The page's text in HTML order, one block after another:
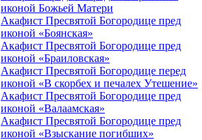
иконой Божьей Матери
Акафист Пресвятой Богородице пред
иконой «Боянская»
Акафист Пресвятой Богородице пред
иконой «Браиловская»
Акафист Пресвятой Богородице перед
иконой «В скорбех и печалех Утешение»
Акафист Пресвятой Богородице пред
иконой «Валаамская»
Акафист Пресвятой Богородице пред
иконой «Взыскание погибших»